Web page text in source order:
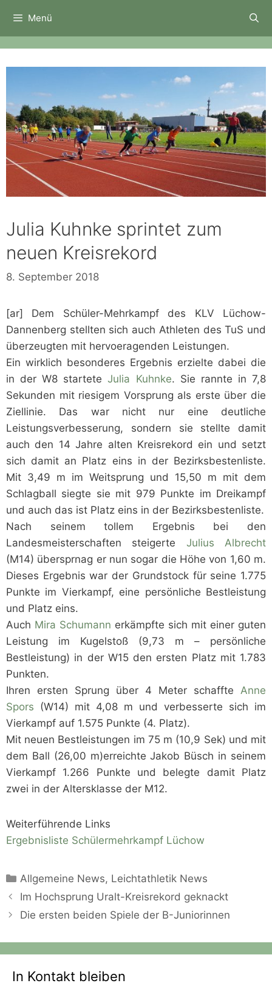
Inhalt
springen
Menü
Julia Kuhnke sprintet zum
neuen Kreisrekord
8. September 2018
[ar] Dem Schüler-Mehrkampf des KLV Lüchow-
Dannenberg stellten sich auch Athleten des TuS und
überzeugten mit hervoeragenden Leistungen.
Ein wirklich besonderes Ergebnis erzielte dabei die
in der W8 starteteJulia Kuhnke. Sie rannte in 7,8
Sekunden mit riesigem Vorsprung als erste über die
Ziellinie. Das war nicht nur eine deutliche
Leistungsverbesserung, sondern sie stellte damit
auch den 14 Jahre alten Kreisrekord ein und setzt
sich damit an Platz eins in der Bezirksbestenliste.
Mit 3,49 m im Weitsprung und 15,50 m mit dem
Schlagball siegte sie mit 979 Punkte im Dreikampf
und auch das ist Platz eins in der Bezirksbestenliste.
Nach seinem tollem Ergebnis bei den
Landesmeisterschaften steigerte Julius Albrecht
(M14) übersprnag er nun sogar die Höhe von 1,60 m.
Dieses Ergebnis war der Grundstock für seine 1.775
Punkte im Vierkampf, eine persönliche Bestleistung
und Platz eins.
Auch Mira Schumann erkämpfte sich mit einer guten
Leistung im Kugelstoß (9,73 m – persönliche
Bestleistung) in der W15 den ersten Platz mit 1.783
Punkten.
Ihren ersten Sprung über 4 Meter schaffte Anne
Spors (W14) mit 4,08 m und verbesserte sich im
Vierkampf auf 1.575 Punkte (4. Platz).
Mit neuen Bestleistungen im 75 m (10,9 Sek) und mit
dem Ball (26,00 m)erreichte Jakob Büsch in seinem
Vierkampf 1.266 Punkte und belegte damit Platz
zwei in der Altersklasse der M12.
Weiterführende Links
Ergebnisliste Schülermehrkampf Lüchow
Kategorien
Allgemeine News, Leichtathletik News
Im Hochsprung Uralt-Kreisrekord geknackt
Die ersten beiden Spiele der B-Juniorinnen
In Kontakt bleiben